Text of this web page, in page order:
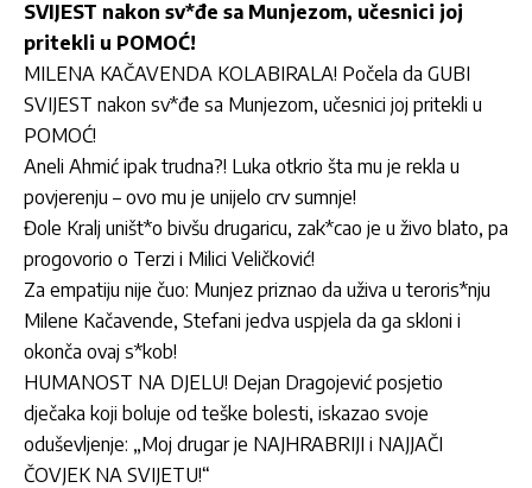
SVIJEST nakon sv*đe sa Munjezom, učesnici joj
pritekli u POMOĆ!
MILENA KAČAVENDA KOLABIRALA! Počela da GUBI
SVIJEST nakon sv*đe sa Munjezom, učesnici joj pritekli u
POMOĆ!
Aneli Ahmić ipak trudna?! Luka otkrio šta mu je rekla u
povjerenju – ovo mu je unijelo crv sumnje!
Đole Kralj uništ*o bivšu drugaricu, zak*cao je u živo blato, pa
progovorio o Terzi i Milici Veličković!
Za empatiju nije čuo: Munjez priznao da uživa u teroris*nju
Milene Kačavende, Stefani jedva uspjela da ga skloni i
okonča ovaj s*kob!
HUMANOST NA DJELU! Dejan Dragojević posjetio
dječaka koji boluje od teške bolesti, iskazao svoje
oduševljenje: „Moj drugar je NAJHRABRIJI i NAJJAČI
ČOVJEK NA SVIJETU!“